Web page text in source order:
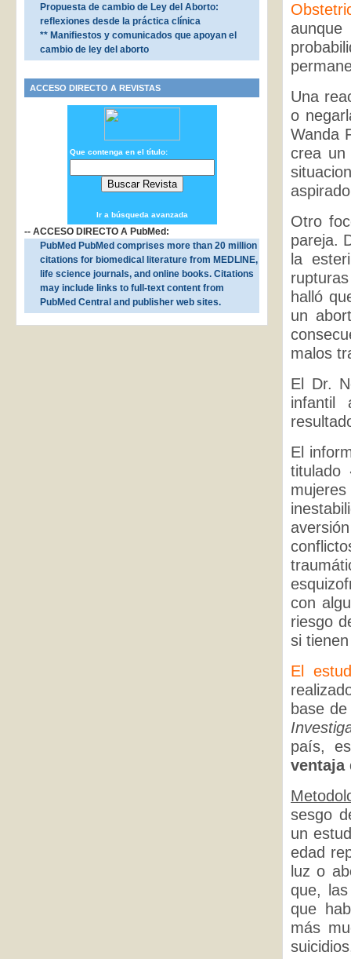
Una
o
Wanda
crea un
Otro
pareja.
la
halló
un
malos
El Dr.
infantil
El
titulado
con
riesgo
si
El
base
país,
ventaja
sesgo
un
edad
luz o
que,
que
más
Propuesta de cambio de Ley del Aborto:
reflexiones desde la práctica clínica
** Manifiestos y comunicados que apoyan el
cambio de ley del aborto
ACCESO DIRECTO A REVISTAS
Que contenga en el título:
Ir a búsqueda avanzada
-- ACCESO DIRECTO A PubMed:
PubMed PubMed comprises more than 20 million
citations for biomedical literature from MEDLINE,
life science journals, and online books. Citations
may include links to full-text content from
PubMed Central and publisher web sites.